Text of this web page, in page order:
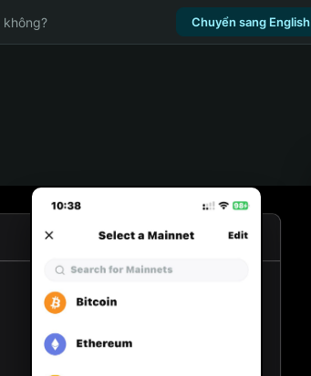
không? Chuyển sang English